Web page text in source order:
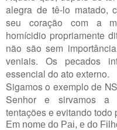
alegra de tê-lo matado,
seu coração com a
homícidio propriamente
não são sem
veniais. Os pecados
essencial do ato externo.
Sigamos o exemplo de
Senhor e sirvamos a
tentações e evitando todo
Em nome do Pai, e do